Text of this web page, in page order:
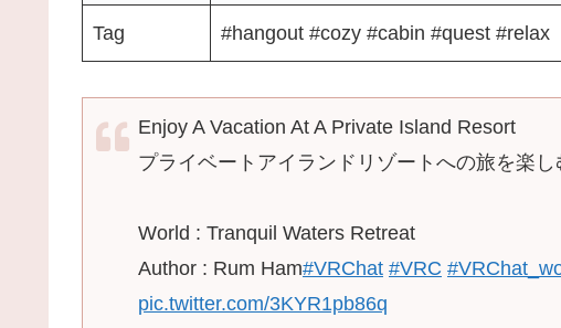
Tag #hangout #cozy #cabin #quest #relax
Enjoy A Vacation At A Private Island Resort
プライベートアイランドリゾートへの旅を楽し
World : Tranquil Waters Retreat
Author : Rum Ham#VRChat #VRC
pic.twitter.com/3KYR1pb86q